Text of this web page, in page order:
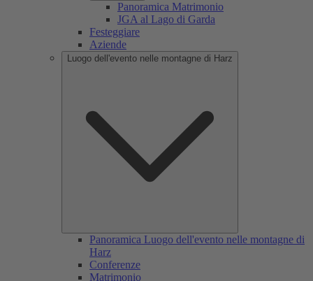
Panoramica Matrimonio
JGA al Lago di Garda
Festeggiare
Aziende
Luogo dell'evento nelle montagne di Harz
Panoramica Luogo dell'evento nelle montagne di
Harz
Conferenze
Matrimonio